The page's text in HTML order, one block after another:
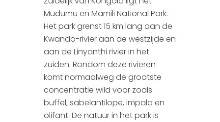
Mudumu en Mamili National Park.
Het park grenst 15 km lang aan de
Kwando-rivier aan de westzijde en
aan de Linyanthi rivier in het
zuiden. Rondom deze rivieren
komt normaalweg de grootste
concentratie wild voor zoals
buffel, sabelantilope, impala en
olifant. De natuur in het park is